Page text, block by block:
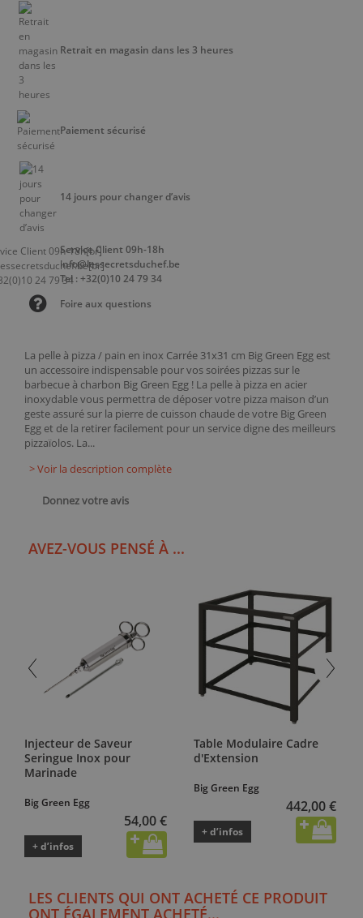
La pelle à pizza / pain en inox Carrée 31x31 cm Big Green Egg est
un accessoire indispensable pour vos soirées pizzas sur le
barbecue à charbon Big Green Egg ! La pelle à pizza en acier
inoxydable vous permettra de déposer votre pizza maison d’un
geste assuré sur la pierre de cuisson chaude de votre Big Green
Egg et de la retirer facilement pour un service digne des meilleurs
pizzaïolos. La...
> Voir la description complète
Donnez votre avis
Retrait en magasin dans les 3 heures
Paiement sécurisé
14 jours pour changer d’avis
Service Client 09h-18h
info@lessecretsduchef.be
Tel : +32(0)10 24 79 34
Foire aux questions
AVEZ-VOUS PENSÉ À ...
Injecteur de Saveur
Seringue Inox pour
Marinade
Big Green Egg
54,00 €
+ d’infos
Table Modulaire Cadre
d'Extension
Big Green Egg
442,00 €
+ d’infos
LES CLIENTS QUI ONT ACHETÉ CE PRODUIT
ONT ÉGALEMENT ACHETÉ...